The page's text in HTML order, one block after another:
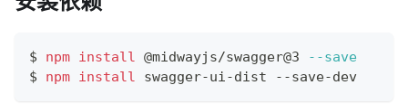
$ npm install @midwayjs/swagger@3
--save
$ npm install swagger-ui-dist --save-dev